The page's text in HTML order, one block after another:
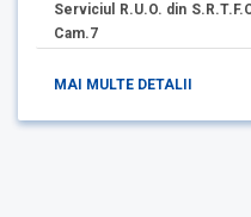
Serviciul R.U.O. din
Cam.7
MAI MULTE DETALII